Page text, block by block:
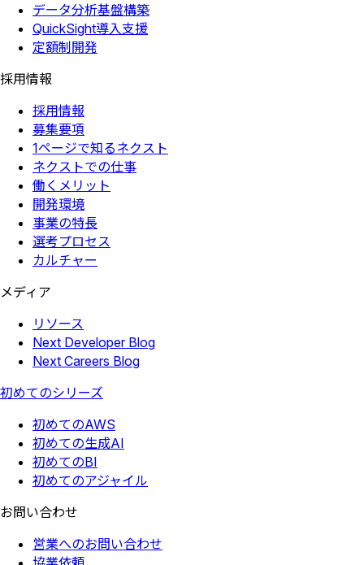
データ分析基盤構築
QuickSight導入支援
定額制開発
採用情報
採用情報
募集要項
1ページで知るネクスト
ネクストでの仕事
働くメリット
開発環境
事業の特長
選考プロセス
カルチャー
メディア
リソース
Next Developer Blog
Next Careers Blog
初めてのシリーズ
初めてのAWS
初めての生成AI
初めてのBI
初めてのアジャイル
お問い合わせ
営業へのお問い合わせ